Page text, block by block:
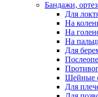
Бандажи,
Для
На
На
На
Для
Шейные
Для